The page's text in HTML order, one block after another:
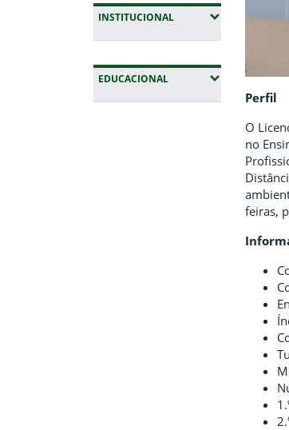
INSTITUCIONAL(EXPANDIR SUBMENUS)
EDUCACIONAL(EXPANDIR SUBMENUS)
Perfil
O
no
feiras,